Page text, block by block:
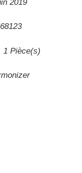
2019
1 Pièce(s)